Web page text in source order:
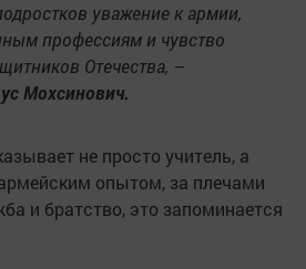
уважение к армии,
профессиям и чувство
Отечества, –
Мохсинович.
не просто учитель, а
опытом, за плечами
и братство, это запоминается